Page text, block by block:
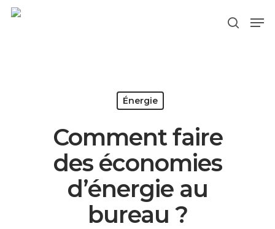
Énergie
Comment faire
des économies
d’énergie au
bureau ?